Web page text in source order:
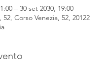
– 30 set 2030, 19:00
52, Corso Venezia, 52, 20122